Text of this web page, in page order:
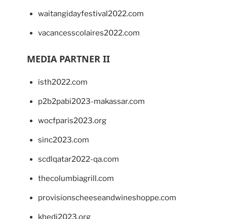
waitangidayfestival2022.com
vacancesscolaires2022.com
MEDIA PARTNER II
isth2022.com
p2b2pabi2023-makassar.com
wocfparis2023.org
sinc2023.com
scdlqatar2022-qa.com
thecolumbiagrill.com
provisionscheeseandwineshoppe.com
khedi2023.org